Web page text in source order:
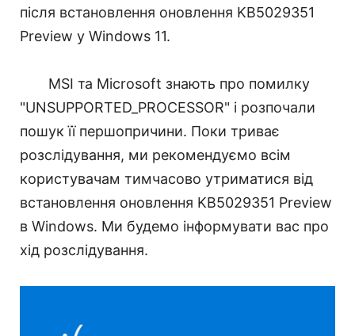
після встановлення оновлення KB5029351
Preview у Windows 11.
MSI та Microsoft знають про помилку
"UNSUPPORTED_PROCESSOR" і розпочали
пошук її першопричини. Поки триває
розслідування, ми рекомендуємо всім
користувачам тимчасово утриматися від
встановлення оновлення KB5029351 Preview
в Windows. Ми будемо інформувати вас про
хід розслідування.